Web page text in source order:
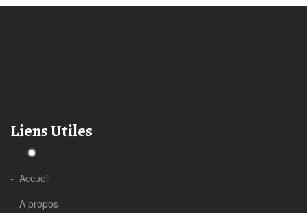
Liens Utiles
- Accueil
- A propos